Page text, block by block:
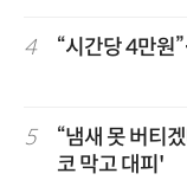
4 “시간당 4만원
5
“냄새 못 버티
코 막고 대피'